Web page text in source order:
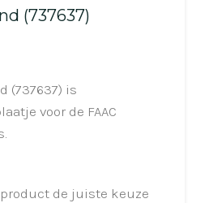
(737637)
(737637) is
voor de FAAC
de juiste keuze